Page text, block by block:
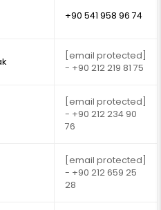
+90 541 958 96 74
[email protected]
- +90 212 219 81 75
[email protected]
- +90 212 234 90
76
[email protected]
- +90 212 659 25
28